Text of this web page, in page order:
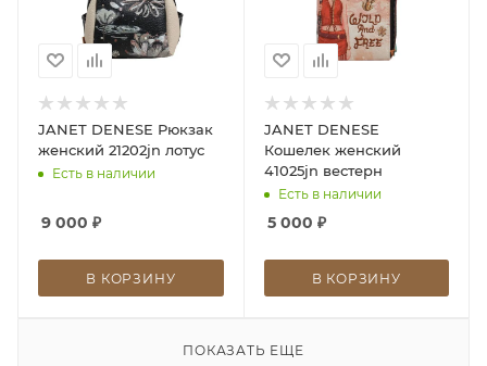
JANET DENESE Рюкзак
женский 21202jn лотус
Есть в наличии
9 000 ₽
В КОРЗИНУ
JANET DENESE
Кошелек женский
41025jn вестерн
Есть в наличии
5 000 ₽
В КОРЗИНУ
ПОКАЗАТЬ ЕЩЕ